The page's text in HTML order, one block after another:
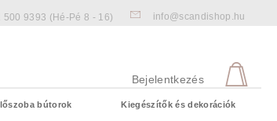
500 9393 (Hé-Pé 8 - 16) info@scandishop.hu
Bejelentkezés
bútorok Kiegészítők és dekorációk